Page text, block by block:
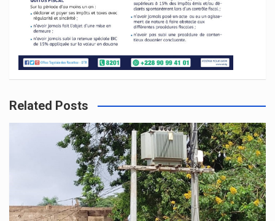
Related Posts